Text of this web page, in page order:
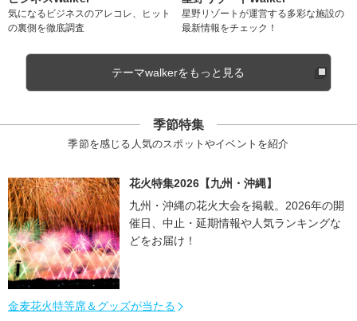
気になるビジネスのアレコレ、ヒット
の裏側を徹底調査
星野リゾートが運営する多彩な施設の
最新情報をチェック！
テーマwalkerをもっと見る
季節特集
季節を感じる人気のスポットやイベントを紹介
花火特集2026【九州・沖縄】
九州・沖縄の花火大会を掲載。2026年の開
催日、中止・延期情報や人気ランキングな
どをお届け！
金麦花火特等席＆グッズが当たる